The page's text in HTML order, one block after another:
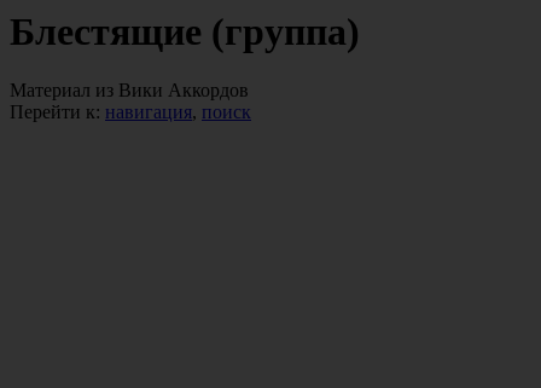
Блестящие (группа)
Материал из Вики Аккордов
Перейти к: навигация, поиск